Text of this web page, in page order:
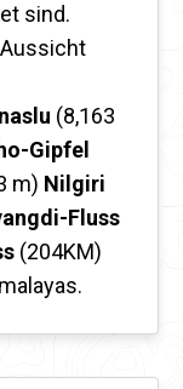
sind.
(8,163
Gipfel
m) Nilgiri
Fluss
(204KM)